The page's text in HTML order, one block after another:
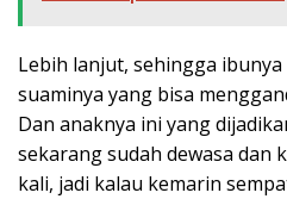
Lebih lanjut, sehingga
suaminya yang bisa
Dan anaknya ini yang
sekarang sudah dewasa dan
kali, jadi kalau kemarin